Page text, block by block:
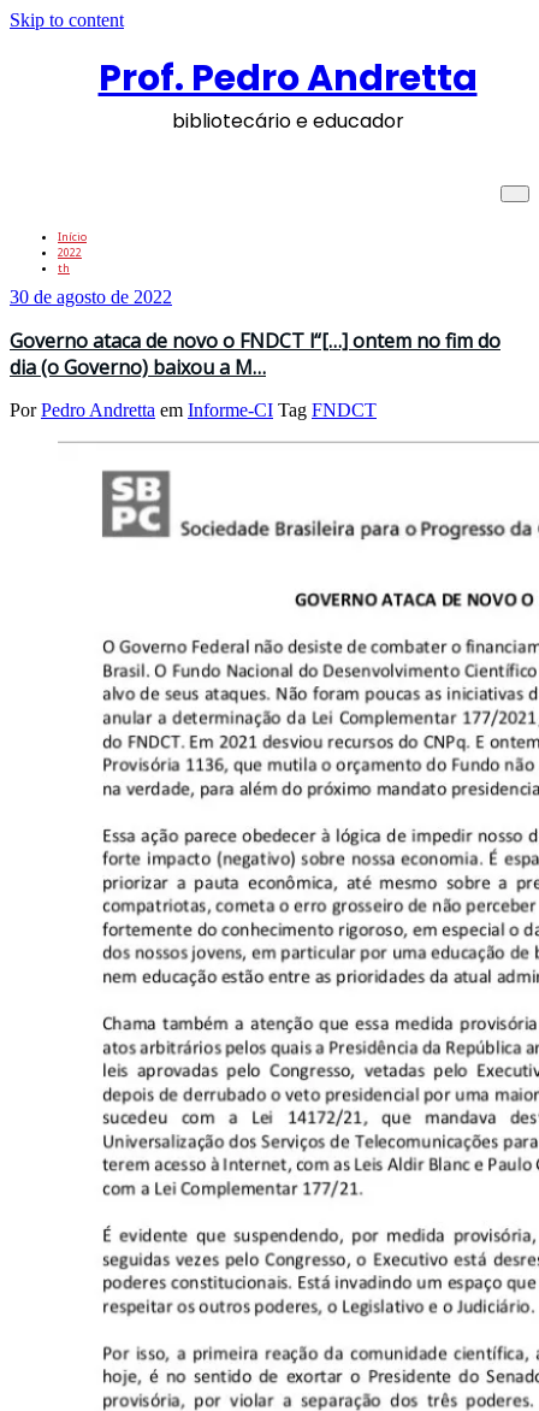
Skip to content
Prof. Pedro Andretta
bibliotecário e educador
Início
2022
th
30 de agosto de 2022
Governo ataca de novo o FNDCT l“[…] ontem no fim do
dia (o Governo) baixou a M…
PorPedro Andretta em Informe-CI Tag FNDCT